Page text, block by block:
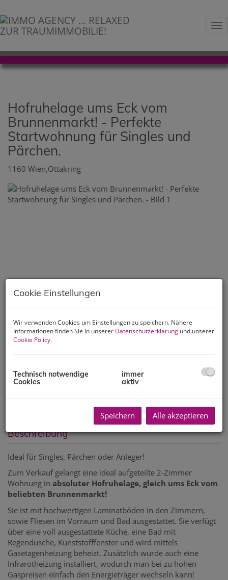
Hofruhelage ums Eck vom
Brunnenmarkt! - Perfekte
Startwohnung für Singles und
Pärchen.
1160 Wien,Ottakring
Beschreibung
Ideal für Singles, Pärchen oder Anleger!
Zum Verkauf gelangt eine ideal aufgeteilte 2-Zimmer
Wohnung in absoluter Hofruhelage, gleich ums Eck vom
beliebten Brunnenmarkt!
Sie ist mit hochwertigen Laminatböden in den Zimmern,
sowie Fliesen im Vorraum und Bad ausgestattet. Sie verfügt
über eine voll ausgestattete Küche, eine Bad mit
Regendusche, Kunststofffenster und wird mittels
Gasetagenheizung beheizt. Zusätzlich wurde auch eine
Infrarotheizung installiert, wodurch man bei zu hohen
Gaspreisen einfach den Energieträger wechseln kann!
Cookie Einstellungen
Wir verwenden Cookies um Einstellungen zu speichern. Nähere
Informationen finden Sie in unserer Datenschutzerklärung und unserer
Cookie Policy.
Technisch notwendige
Cookies
immer
aktiv
Speichern Alle akzeptieren